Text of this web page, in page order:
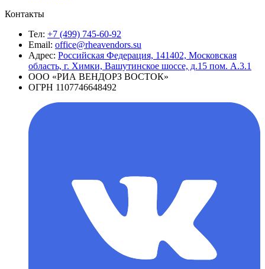
Контакты
Тел: +7 (499) 745-60-92
Email: office@rheavendors.su
Адрес: Российская Федерация, 141402, Московская
область, г. Химки, Вашутинское шоссе, д.15 пом. А.3.1
ООО «РИА ВЕНДОРЗ ВОСТОК»
ОГРН 1107746648492